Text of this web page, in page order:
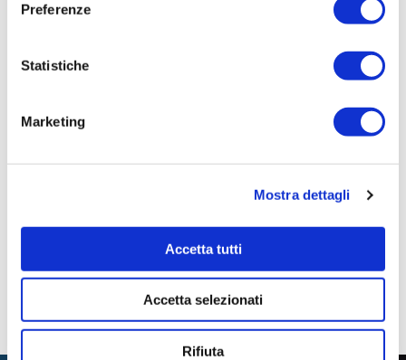
Preferenze
Statistiche
Marketing
Mostra dettagli
Accetta tutti
Accetta selezionati
Rifiuta